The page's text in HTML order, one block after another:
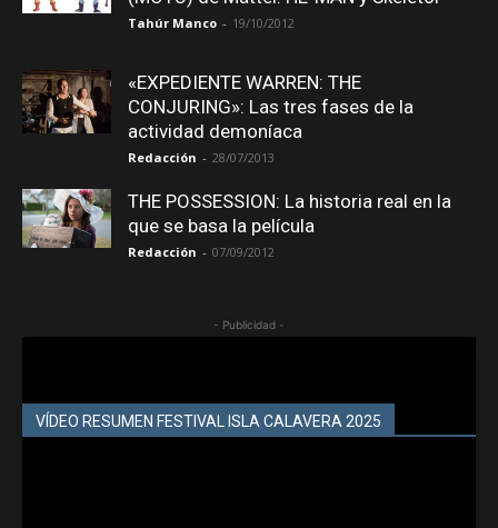
Tahúr Manco - 19/10/2012
«EXPEDIENTE WARREN: THE
CONJURING»: Las tres fases de la
actividad demoníaca
Redacción - 28/07/2013
THE POSSESSION: La historia real en la
que se basa la película
Redacción - 07/09/2012
- Publicidad -
VÍDEO RESUMEN FESTIVAL ISLA CALAVERA 2025